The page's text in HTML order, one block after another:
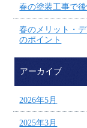
春の塗装工事で
春のメリット・
のポイント
アーカイブ
2026年5月
2025年3月